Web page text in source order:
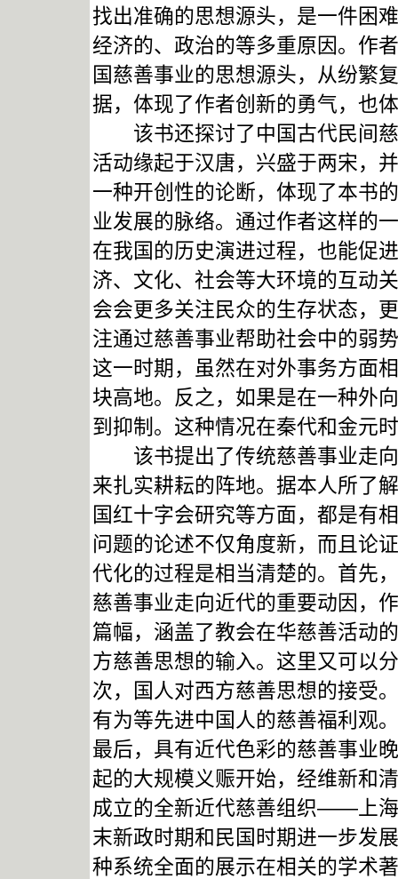
找出准确的思想源头，是一件困
经济的、政治的等多重原因。作
国慈善事业的思想源头，从纷繁
据，体现了作者创新的勇气，也
该书还探讨了中国古代民间慈
活动缘起于汉唐，兴盛于两宋，
一种开创性的论断，体现了本书
业发展的脉络。通过作者这样的
在我国的历史演进过程，也能促
济、文化、社会等大环境的互动
会会更多关注民众的生存状态，
注通过慈善事业帮助社会中的弱
这一时期，虽然在对外事务方面
块高地。反之，如果是在一种外
到抑制。这种情况在秦代和金元
该书提出了传统慈善事业走向
来扎实耕耘的阵地。据本人所了
国红十字会研究等方面，都是有
问题的论述不仅角度新，而且论
代化的过程是相当清楚的。首先
慈善事业走向近代的重要动因，
篇幅，涵盖了教会在华慈善活动
方慈善思想的输入。这里又可以
次，国人对西方慈善思想的接受
有为等先进中国人的慈善福利观
最后，具有近代色彩的慈善事业
起的大规模义赈开始，经维新和
成立的全新近代慈善组织——上
末新政时期和民国时期进一步发
种系统全面的展示在相关的学术